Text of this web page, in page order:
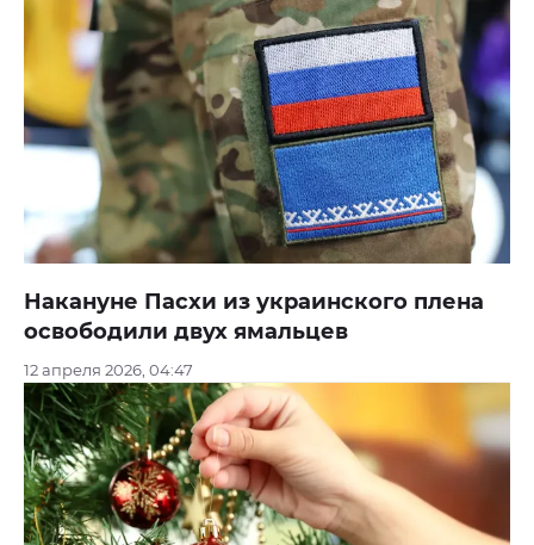
Накануне Пасхи из украинского плена
освободили двух ямальцев
12 апреля 2026, 04:47